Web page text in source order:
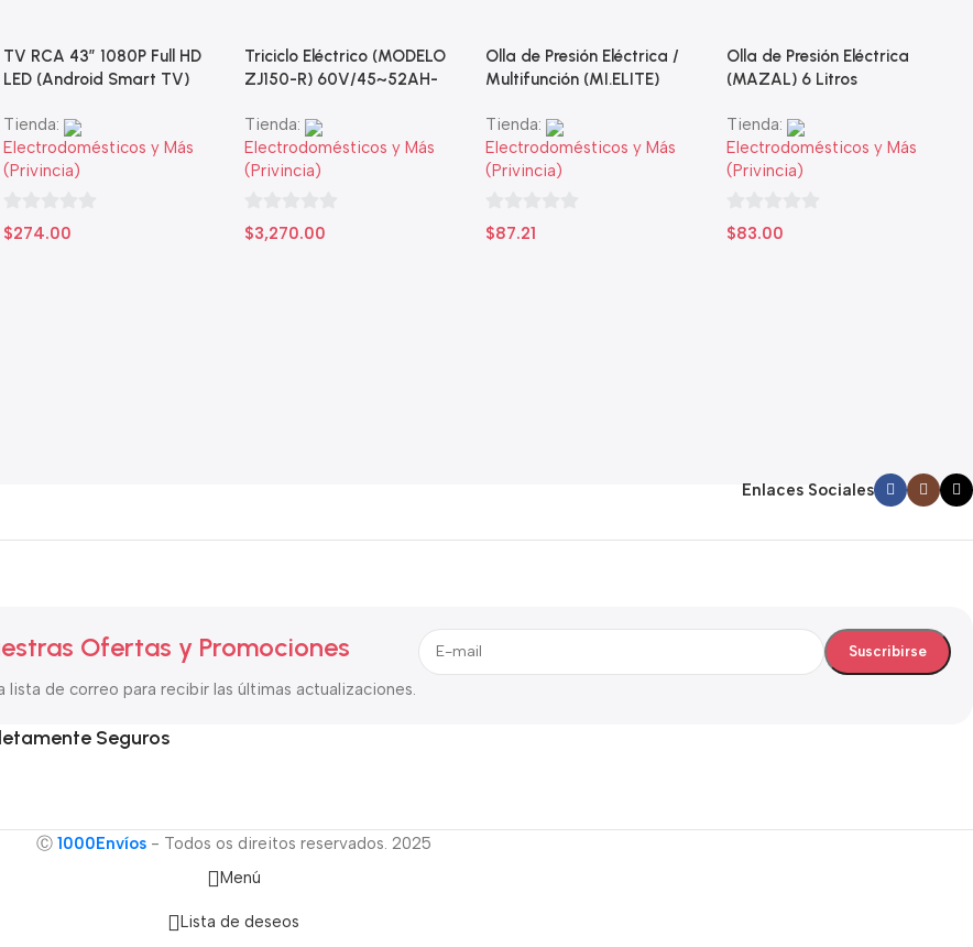
TV RCA 43” 1080P Full HD
LED (Android Smart TV)
Tienda:
Electrodomésticos y Más
(Privincia)
0
$274.00
Triciclo Eléctrico (MODELO
ZJ150-R) 60V/45~52AH-
Tienda:
Electrodomésticos y Más
(Privincia)
0
$3,270.00
Olla de Presión Eléctrica /
Multifunción (MI.ELITE)
Tienda:
Electrodomésticos y Más
(Privincia)
0
$87.21
Olla de Presión Eléctrica
(MAZAL) 6 Litros
Tienda:
Electrodomésticos y Más
(Privincia)
0
$83.00
Enlaces Sociales
Ofertas y Promociones
lista de correo para recibir las últimas actualizaciones.
Seguros
Ⓒ 1000Envíos- Todos os direitos reservados. 2025
Menú
Lista de deseos